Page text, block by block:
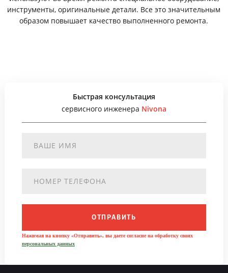
инструменты, оригинальные детали. Все это значительным
образом повышает качество выполненного ремонта.
Быстрая консультация
сервисного инженера Nivona
ОТПРАВИТЬ
Нажимая на кнопку «Отправить», вы даете согласие на обработку своих
персональных данных